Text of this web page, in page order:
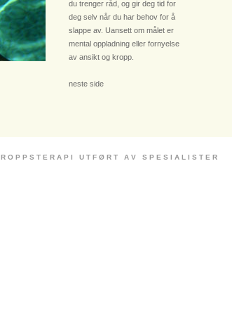
du trenger råd, og gir deg tid for
deg selv når du har behov for å
slappe av. Uansett om målet er
mental oppladning eller fornyelse
av ansikt og kropp.
neste side
O P P S T E R A P I U T F Ø R T A V S P E S I A L I S T E R